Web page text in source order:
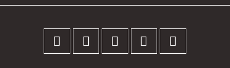
Facebook
Twitter Linkedin
Email